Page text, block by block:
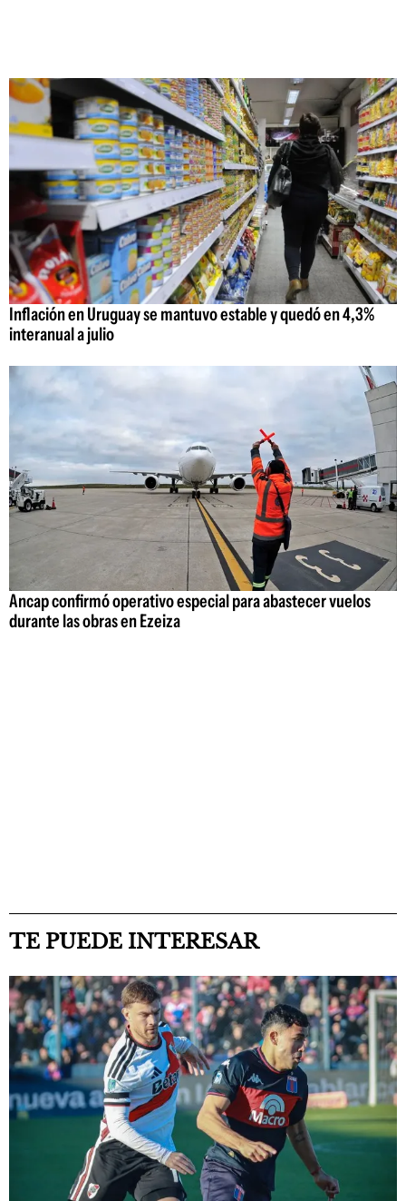
Inflación en Uruguay se mantuvo estable y quedó en 4,3%
interanual a julio
Ancap confirmó operativo especial para abastecer vuelos
durante las obras en Ezeiza
TE PUEDE INTERESAR